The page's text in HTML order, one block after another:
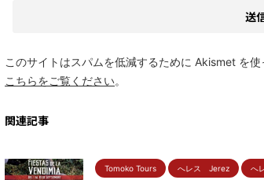
このサイトはスパムを低減するために Akismet を使
こちらをご覧ください。
関連記事
Tomoko Tours へレス Jerez へ